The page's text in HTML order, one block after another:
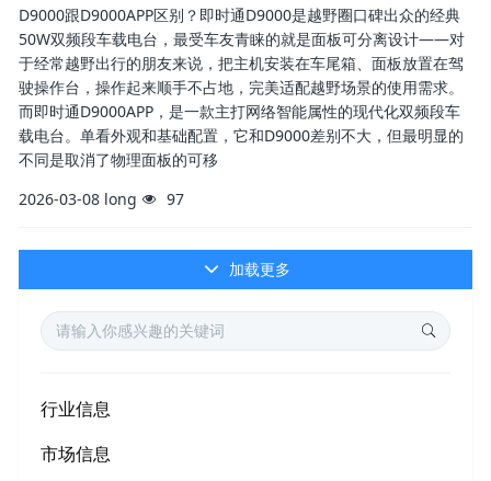
D9000跟D9000APP区别？即时通D9000是越野圈口碑出众的经典
50W双频段车载电台，最受车友青睐的就是面板可分离设计——对
于经常越野出行的朋友来说，把主机安装在车尾箱、面板放置在驾
驶操作台，操作起来顺手不占地，完美适配越野场景的使用需求。
而即时通D9000APP，是一款主打网络智能属性的现代化双频段车
载电台。单看外观和基础配置，它和D9000差别不大，但最明显的
不同是取消了物理面板的可移
2026-03-08 long 97
加载更多
行业信息
市场信息